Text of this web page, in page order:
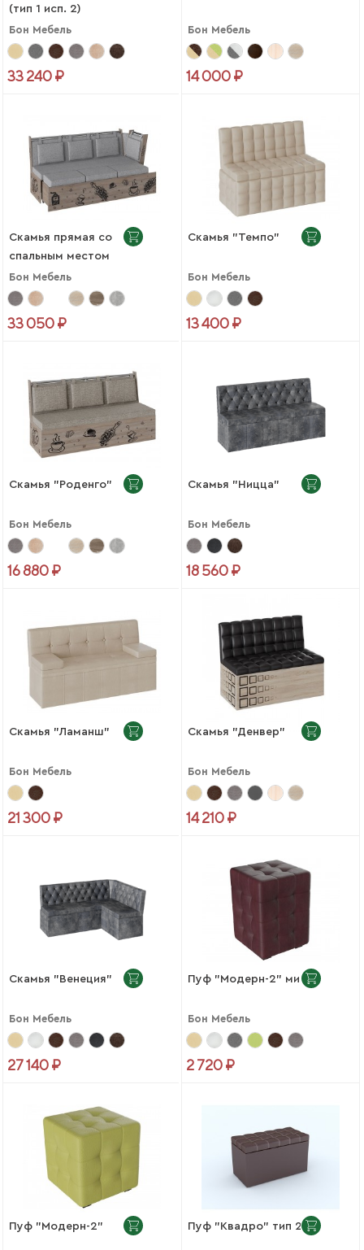
(тип 1 исп. 2)
Бон Мебель
33 240 ₽
Бон Мебель
14 000 ₽
Скамья прямая со
спальным местом
"Роденго"
Бон Мебель
33 050 ₽
Скамья "Темпо"
Бон Мебель
13 400 ₽
Скамья "Роденго"
Бон Мебель
16 880 ₽
Скамья "Ницца"
Бон Мебель
18 560 ₽
Скамья "Ламанш"
Бон Мебель
21 300 ₽
Скамья "Денвер"
Бон Мебель
14 210 ₽
Скамья "Венеция"
Бон Мебель
27 140 ₽
Пуф "Модерн-2" мини
Бон Мебель
2 720 ₽
Пуф "Модерн-2" Пуф "Квадро" тип 2